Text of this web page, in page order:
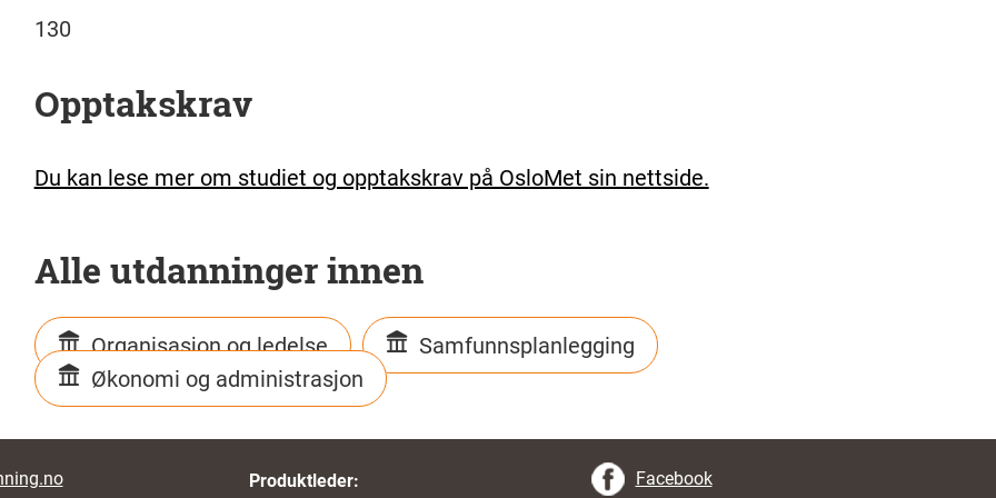
130
Opptakskrav
Du kan lese mer om studiet og opptakskrav på OsloMet sin nettside.
Alle utdanninger innen
Organisasjon og ledelse
Samfunnsplanlegging
Økonomi og administrasjon
links
Produktleder:
Facebook